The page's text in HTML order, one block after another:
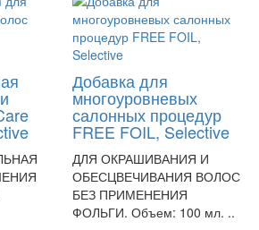
Добавка для
многоуровневых
салонных процедур
FREE FOIL, Selective
ДЛЯ ОКРАШИВАНИЯ И
ОБЕСЦВЕЧИВАНИЯ ВОЛОС
БЕЗ ПРИМЕНЕНИЯ
ФОЛЬГИ. Объем: 100 мл. ..